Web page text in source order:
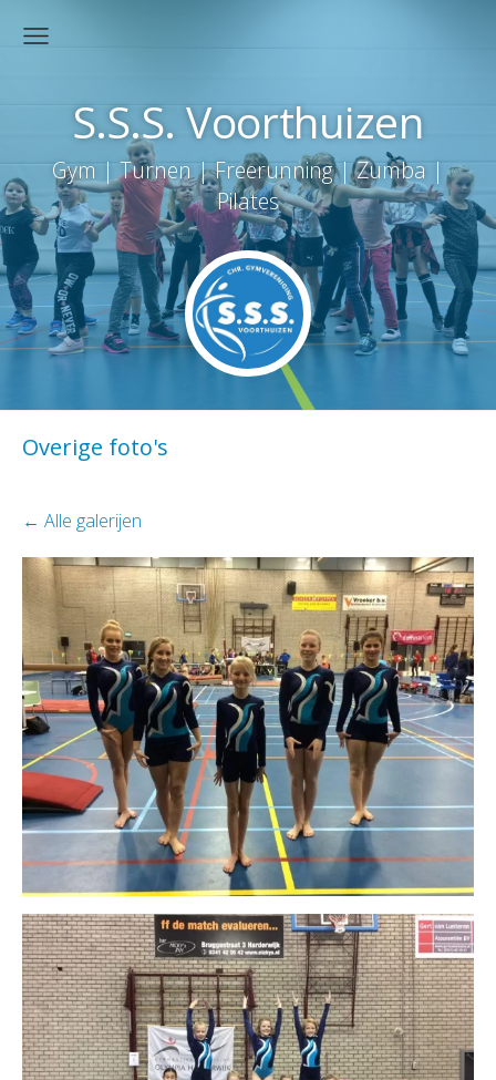
S.S.S. Voorthuizen
Gym | Turnen | Freerunning | Zumba |
Pilates
Overige foto's
Alle galerijen